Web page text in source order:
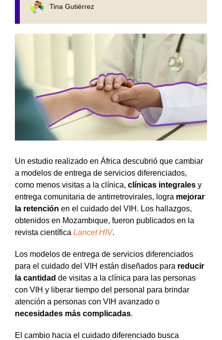
Tina Gutiérrez
Un estudio realizado en África descubrió que cambiar
a modelos de entrega de servicios diferenciados,
como menos visitas a la clínica, clínicas integrales y
entrega comunitaria de antirretrovirales, logra mejorar
la retención en el cuidado del VIH. Los hallazgos,
obtenidos en Mozambique, fueron publicados en la
revista científica Lancet HIV.
Los modelos de entrega de servicios diferenciados
para el cuidado del VIH están diseñados para reducir
la cantidad de visitas a la clínica para las personas
con VIH y liberar tiempo del personal para brindar
atención a personas con VIH avanzado o
necesidades más complicadas.
El cambio hacia el cuidado diferenciado busca